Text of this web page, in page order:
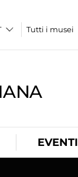
Tutti i musei
EVENTI